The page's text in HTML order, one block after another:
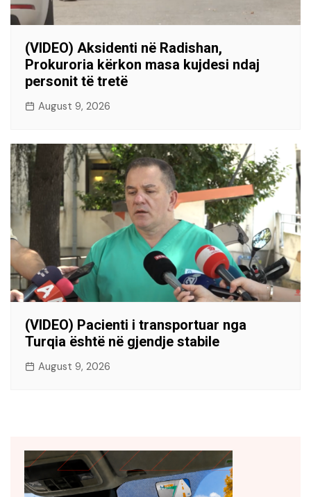
(VIDEO) Aksidenti në Radishan,
Prokuroria kërkon masa kujdesi ndaj
personit të tretë
August 9, 2026
(VIDEO) Pacienti i transportuar nga
Turqia është në gjendje stabile
August 9, 2026